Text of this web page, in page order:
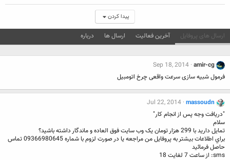
پیدا کردن
ارسال های پروفایل آخرین فعالیت ارسال ها درباره
amir-cg
Sep 18, 2014
فرمول شبیه سازی سرعت واقعی چرخ اتومبیل
massoudn
Jul 22, 2014
"دريافت وجه پس از انجام کار"
سلام
تمايل داريد با 299 هزار تومان يک وب سايت فوق العاده و ماندگار داشته باشيد؟
براي اطلاعات بيشتر به پروفايل من مراجعه يا در صورت لزوم با شماره 09366980645 تماس
حاصل فرمائيد
sms: از ساعت 7 لغايت 18